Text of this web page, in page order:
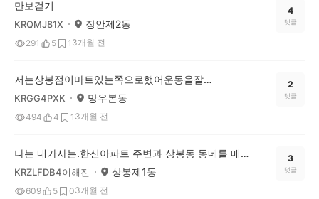
만보걷기
KRQMJ81X 장안제2동
291 5 1 3개월 전
4
댓글
저는상봉점이마트있는쪽으로했어운동을잘해요그리고카페에도자주잘가요~^^*
KRGG4PXK 망우본동
494 4 1 3개월 전
2
댓글
나는 내가사는.한신아파트 주변과 상봉동 동네를 매일6천보 이상 산책을 한다,심지어 상봉지하차도입구를 지나 우정아파트 또는 망우역 부근까지 돌고오는데 1만보를 넘게 걸을적도 있는데 그 덕인지 90세가 가까운나이에 별 탈없이 잘 지내는것이 이 산책덕분이 아닌가 한다.
KRZLFDB4이해진 상봉제1동
609 5 03개월 전
3
댓글